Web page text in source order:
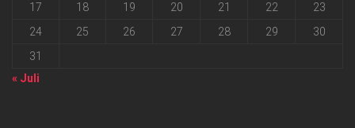
17
18 19 20 21 22
23
24
25 26 27 28 29
30
31
« Juli